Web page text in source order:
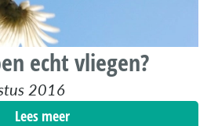
echt vliegen?
2016
Lees meer